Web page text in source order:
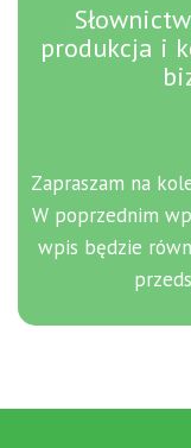
produkcja i
Zapraszam na
W poprzednim
wpis będzie